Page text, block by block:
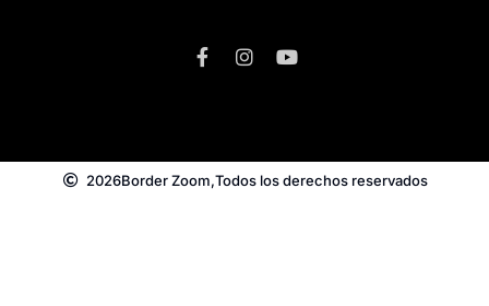
2026Border Zoom,Todos los derechos reservados